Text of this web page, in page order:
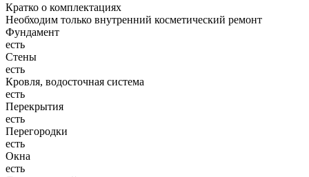
Кратко о комплектациях
Необходим только внутренний косметический ремонт
Фундамент
есть
Стены
есть
Кровля, водосточная система
есть
Перекрытия
есть
Перегородки
есть
Окна
есть